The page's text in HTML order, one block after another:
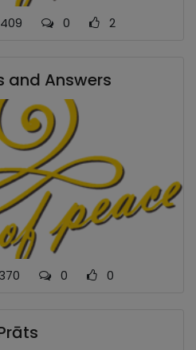
0 2
and Answers
0 0